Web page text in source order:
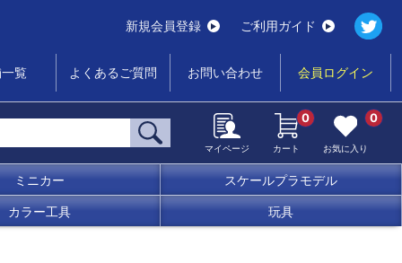
新規会員登録 ご利用ガイド
覧 よくあるご質問 お問い合わせ 会員ログイン
マイページ カート
0
お気に入り
0
ミニカー スケールプラモデル
カラー工具 玩具